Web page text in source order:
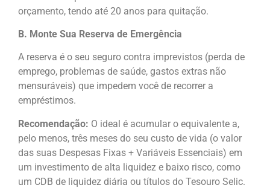
orçamento, tendo até 20 anos para quitação.
B. Monte Sua Reserva de Emergência
A reserva é o seu seguro contra imprevistos (perda de
emprego, problemas de saúde, gastos extras não
mensuráveis) que impedem você de recorrer a
empréstimos.
Recomendação: O ideal é acumular o equivalente a,
pelo menos, três meses do seu custo de vida (o valor
das suas Despesas Fixas + Variáveis Essenciais) em
um investimento de alta liquidez e baixo risco, como
um CDB de liquidez diária ou títulos do Tesouro Selic.